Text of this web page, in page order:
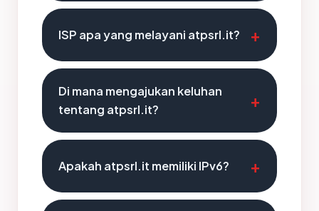
ISP apa yang melayani atpsrl.it?
Di mana mengajukan keluhan
tentang atpsrl.it?
Apakah atpsrl.it memiliki IPv6?